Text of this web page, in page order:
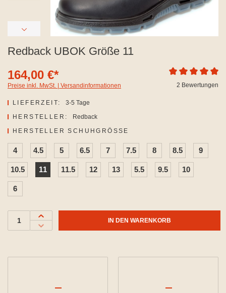
Redback UBOK Größe 11
164,00 €*
Preise inkl. MwSt. | Versandinformationen 2 Bewertungen
LIEFERZEIT:
3-5 Tage
HERSTELLER:
Redback
HERSTELLER SCHUHGRÖSSE
4 4.5 5 6.5 7 7.5 8 8.5 9
10.5 11 11.5 12 13 5.5 9.5 10
6
IN DEN WARENKORB